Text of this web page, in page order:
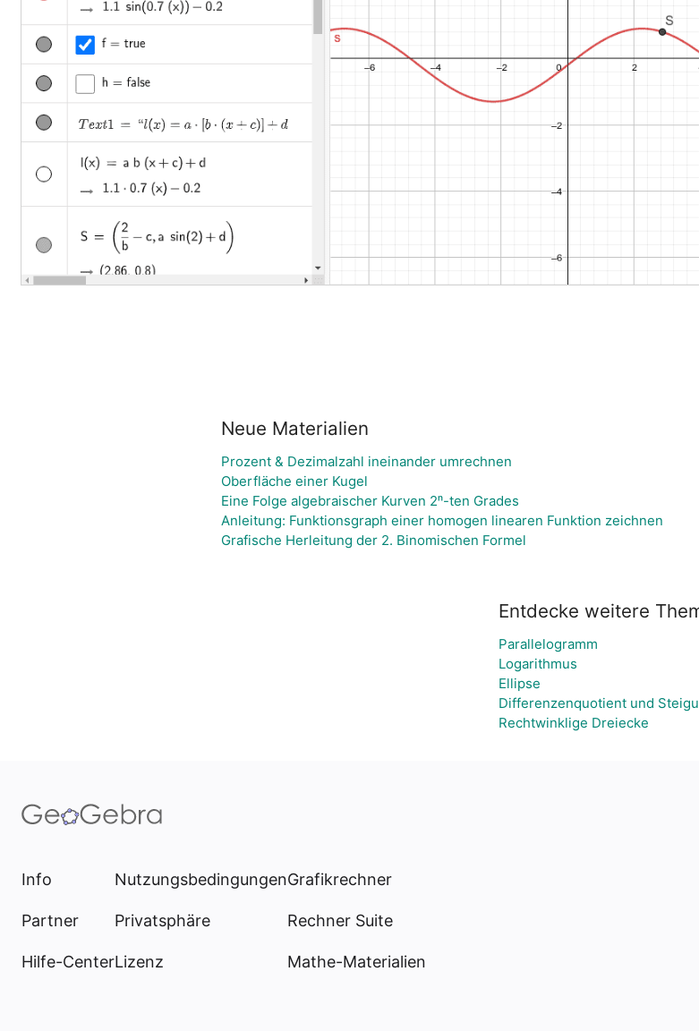
Neue Materialien
Prozent & Dezimalzahl ineinander umrechnen
Oberfläche einer Kugel
Eine Folge algebraischer Kurven 2ⁿ-ten Grades
Anleitung: Funktionsgraph einer homogen linearen Funktion zeichnen
Grafische Herleitung der 2. Binomischen Formel
Entdecke weitere
Parallelogramm
Logarithmus
Ellipse
Differenzenquotient und
Rechtwinklige Dreiecke
Info
Partner
Hilfe-Center
Nutzungsbedingungen
Privatsphäre
Lizenz
Grafikrechner
Rechner Suite
Mathe-Materialien